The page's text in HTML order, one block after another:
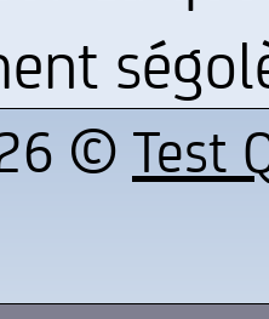
© Test